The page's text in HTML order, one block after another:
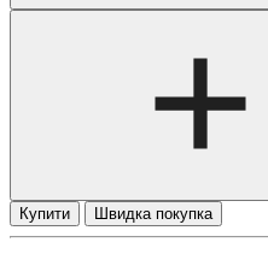
Купити Швидка покупка